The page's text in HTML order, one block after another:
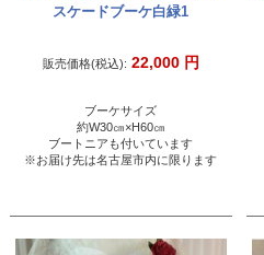
スケードブーケ白緑1
販売価格(税込): 22,000 円
ブーケサイズ
約W30㎝×H60㎝
ブートニアも付いています
※お届け先は名古屋市内に限ります